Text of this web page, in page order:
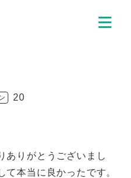
20
ありがとうございまし
て本当に良かったです。